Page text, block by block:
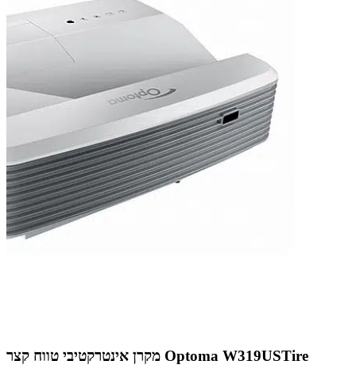
מקרן אינטרקטיבי טווח קצר Optoma W319USTire